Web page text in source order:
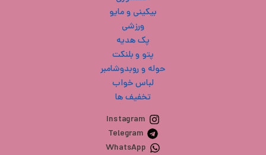
بیکینی و مایو
ورزشی
پک هدیه
پتو و بلنکت
حوله و روبدوشامبر
لباس خواب
تخفیف ها
Instagram
Telegram
WhatsApp